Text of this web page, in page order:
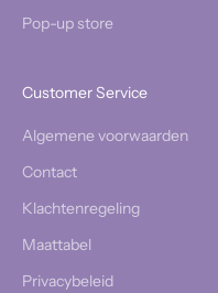
Pop-up store
Customer Service
Algemene voorwaarden
Contact
Klachtenregeling
Maattabel
Privacybeleid